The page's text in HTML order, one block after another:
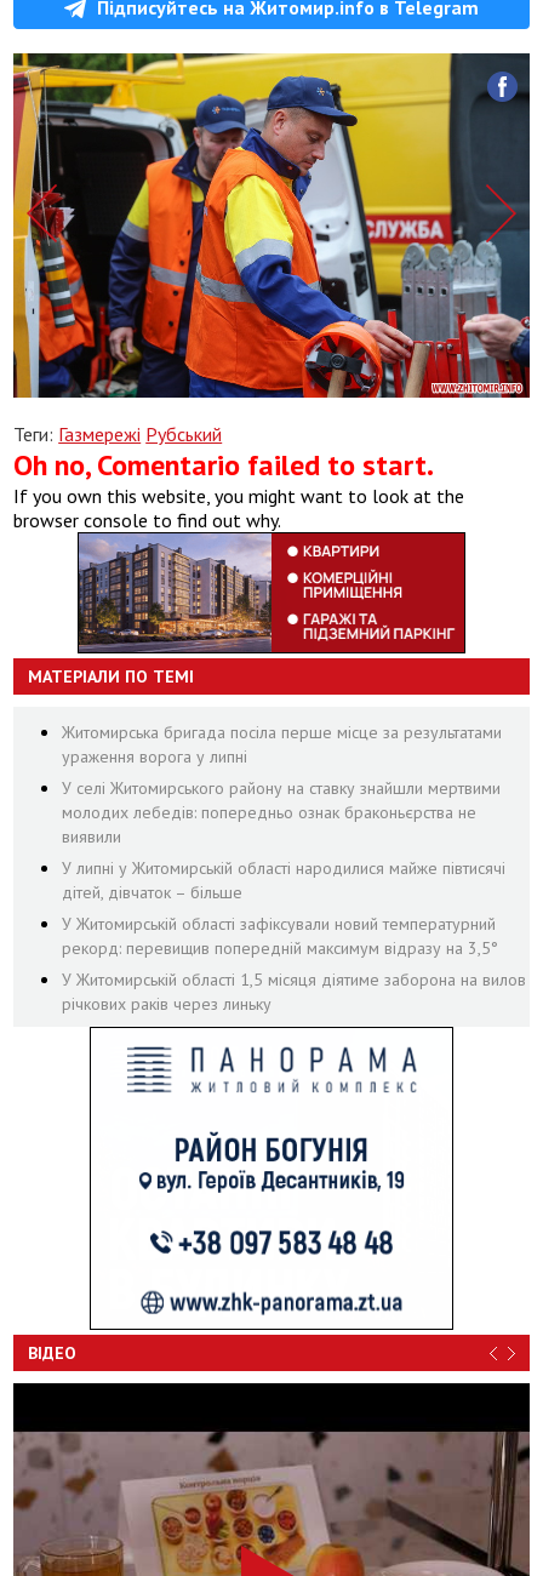
Підписуйтесь на Житомир.info в Telegram
Теги: Газмережі Рубський
Oh no, Comentario failed to start.
If you own this website, you might want to look at the
browser console to find out why.
МАТЕРІАЛИ ПО ТЕМІ
Житомирська бригада посіла перше місце за результатами
ураження ворога у липні
У селі Житомирського району на ставку знайшли мертвими
молодих лебедів: попередньо ознак браконьєрства не
виявили
У липні у Житомирській області народилися майже півтисячі
дітей, дівчаток – більше
У Житомирській області зафіксували новий температурний
рекорд: перевищив попередній максимум відразу на 3,5°
У Житомирській області 1,5 місяця діятиме заборона на вилов
річкових раків через линьку
ВІДЕО